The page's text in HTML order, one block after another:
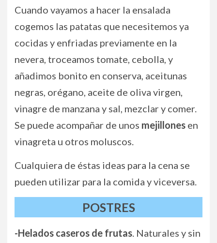
Cuando vayamos a hacer la ensalada
cogemos las patatas que necesitemos ya
cocidas y enfriadas previamente en la
nevera, troceamos tomate, cebolla, y
añadimos bonito en conserva, aceitunas
negras, orégano, aceite de oliva virgen,
vinagre de manzana y sal, mezclar y comer.
Se puede acompañar de unos mejillones en
vinagreta u otros moluscos.
Cualquiera de éstas ideas para la cena se
pueden utilizar para la comida y viceversa.
POSTRES
-Helados caseros de frutas. Naturales y sin